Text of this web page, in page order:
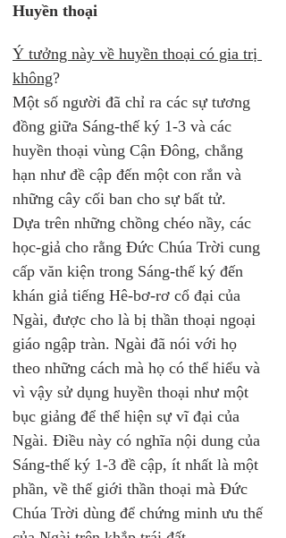
Huyền thoại
Ý tưởng này về huyền thoại có gia trị
không?
Một số người đã chỉ ra các sự tương
đồng giữa Sáng-thế ký 1-3 và các
huyền thoại vùng Cận Đông, chẳng
hạn như đề cập đến một con rắn và
những cây cối ban cho sự bất tử.
Dựa trên những chồng chéo nầy, các
học-giả cho rằng Đức Chúa Trời cung
cấp văn kiện trong Sáng-thế ký đến
khán giả tiếng Hê-bơ-rơ cổ đại của
Ngài, được cho là bị thần thoại ngoại
giáo ngập tràn. Ngài đã nói với họ
theo những cách mà họ có thể hiểu và
vì vậy sử dụng huyền thoại như một
bục giảng để thể hiện sự vĩ đại của
Ngài. Điều này có nghĩa nội dung của
Sáng-thế ký 1-3 đề cập, ít nhất là một
phần, về thế giới thần thoại mà Đức
Chúa Trời dùng để chứng minh ưu thế